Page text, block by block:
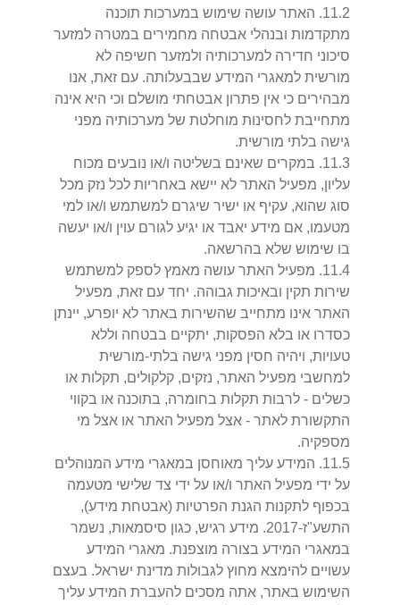
11.2
. האתר עושה שימוש במערכות תוכנה
מתקדמות ובנהלי אבטחה מחמירים במטרה למזער
סיכוני חדירה למערכותיה ולמזער חשיפה לא
מורשית למאגרי המידע שבבעלותה. עם זאת, אנו
מבהירים כי אין פתרון אבטחתי מושלם וכי היא אינה
מתחייבת לחסינות מוחלטת של מערכותיה מפני
גישה בלתי מורשית.
11.3
. במקרים שאינם בשליטה ו/או נובעים מכוח
עליון, מפעיל האתר לא יישא באחריות לכל נזק מכל
סוג שהוא, עקיף או ישיר שיגרם למשתמש ו/או למי
מטעמו, אם מידע יאבד או יגיע לגורם עוין ו/או יעשה
בו שימוש שלא בהרשאה.
11.4
. מפעיל האתר עושה מאמץ לספק למשתמש
שירות תקין ובאיכות גבוהה. יחד עם זאת, מפעיל
האתר אינו מתחייב שהשירות באתר לא יופרע, יינתן
כסדרו או בלא הפסקות, יתקיים בבטחה וללא
טעויות, ויהיה חסין מפני גישה בלתי-מורשית
למחשבי מפעיל האתר, נזקים, קלקולים, תקלות או
כשלים - לרבות תקלות בחומרה, בתוכנה או בקווי
התקשורת לאתר - אצל מפעיל האתר או אצל מי
מספקיה.
11.5
. המידע עליך מאוחסן במאגרי מידע המנוהלים
על ידי מפעיל האתר ו/או על ידי צד שלישי מטעמה
בכפוף לתקנות הגנת הפרטיות (אבטחת מידע),
התשע"ז-2017. מידע רגיש, כגון סיסמאות, נשמר
במאגרי המידע בצורה מוצפנת. מאגרי המידע
עשויים להימצא מחוץ לגבולות מדינת ישראל. בעצם
השימוש באתר, אתה מסכים להעברת המידע עליך